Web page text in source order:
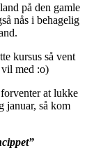
på den gamle
nås i behagelig
kursus så vent
med :o)
at lukke
januar, så kom